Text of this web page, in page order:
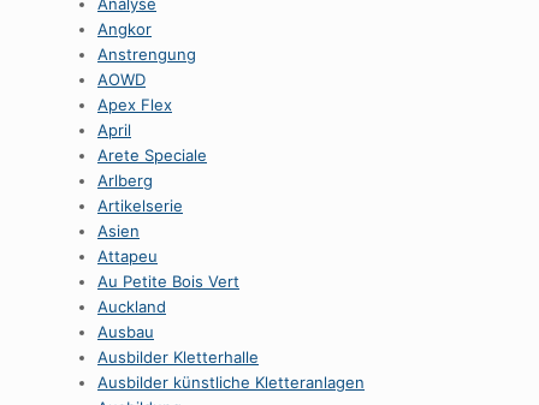
Angkor
Anstrengung
AOWD
Apex Flex
April
Arete Speciale
Arlberg
Artikelserie
Asien
Attapeu
Au Petite Bois Vert
Auckland
Ausbau
Ausbilder Kletterhalle
Ausbilder künstliche Kletteranlagen